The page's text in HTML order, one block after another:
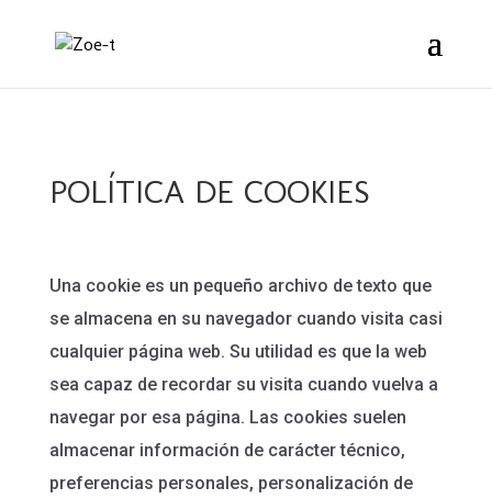
POLÍTICA DE COOKIES
Una cookie es un pequeño archivo de texto que
se almacena en su navegador cuando visita casi
cualquier página web. Su utilidad es que la web
sea capaz de recordar su visita cuando vuelva a
navegar por esa página. Las cookies suelen
almacenar información de carácter técnico,
preferencias personales, personalización de